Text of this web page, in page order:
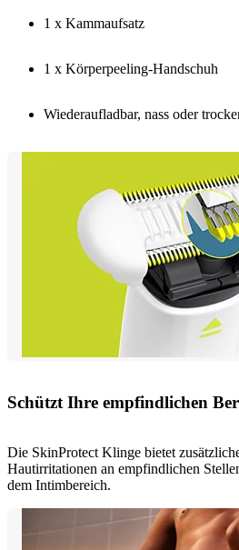
1 x Kammaufsatz
1 x Körperpeeling-Handschuh
Wiederaufladbar, nass oder
Schützt Ihre empfindlichen
Die SkinProtect Klinge bietet
Hautirritationen an empfindlichen
dem Intimbereich.